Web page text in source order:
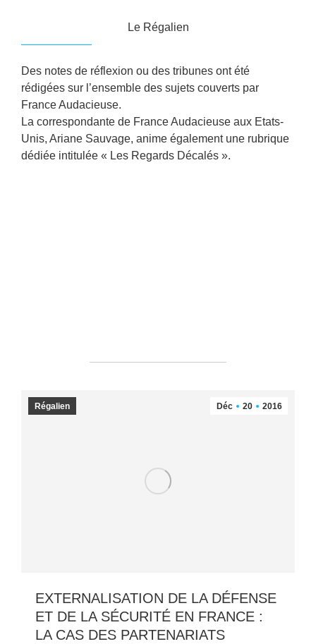
Le Régalien
Des notes de réflexion ou des tribunes ont été
rédigées sur l’ensemble des sujets couverts par
France Audacieuse.
La correspondante de France Audacieuse aux Etats-
Unis, Ariane Sauvage, anime également une rubrique
dédiée intitulée « Les Regards Décalés ».
Déc 20 2016
Régalien
EXTERNALISATION DE LA DÉFENSE
ET DE LA SÉCURITÉ EN FRANCE :
LA CAS DES PARTENARIATS